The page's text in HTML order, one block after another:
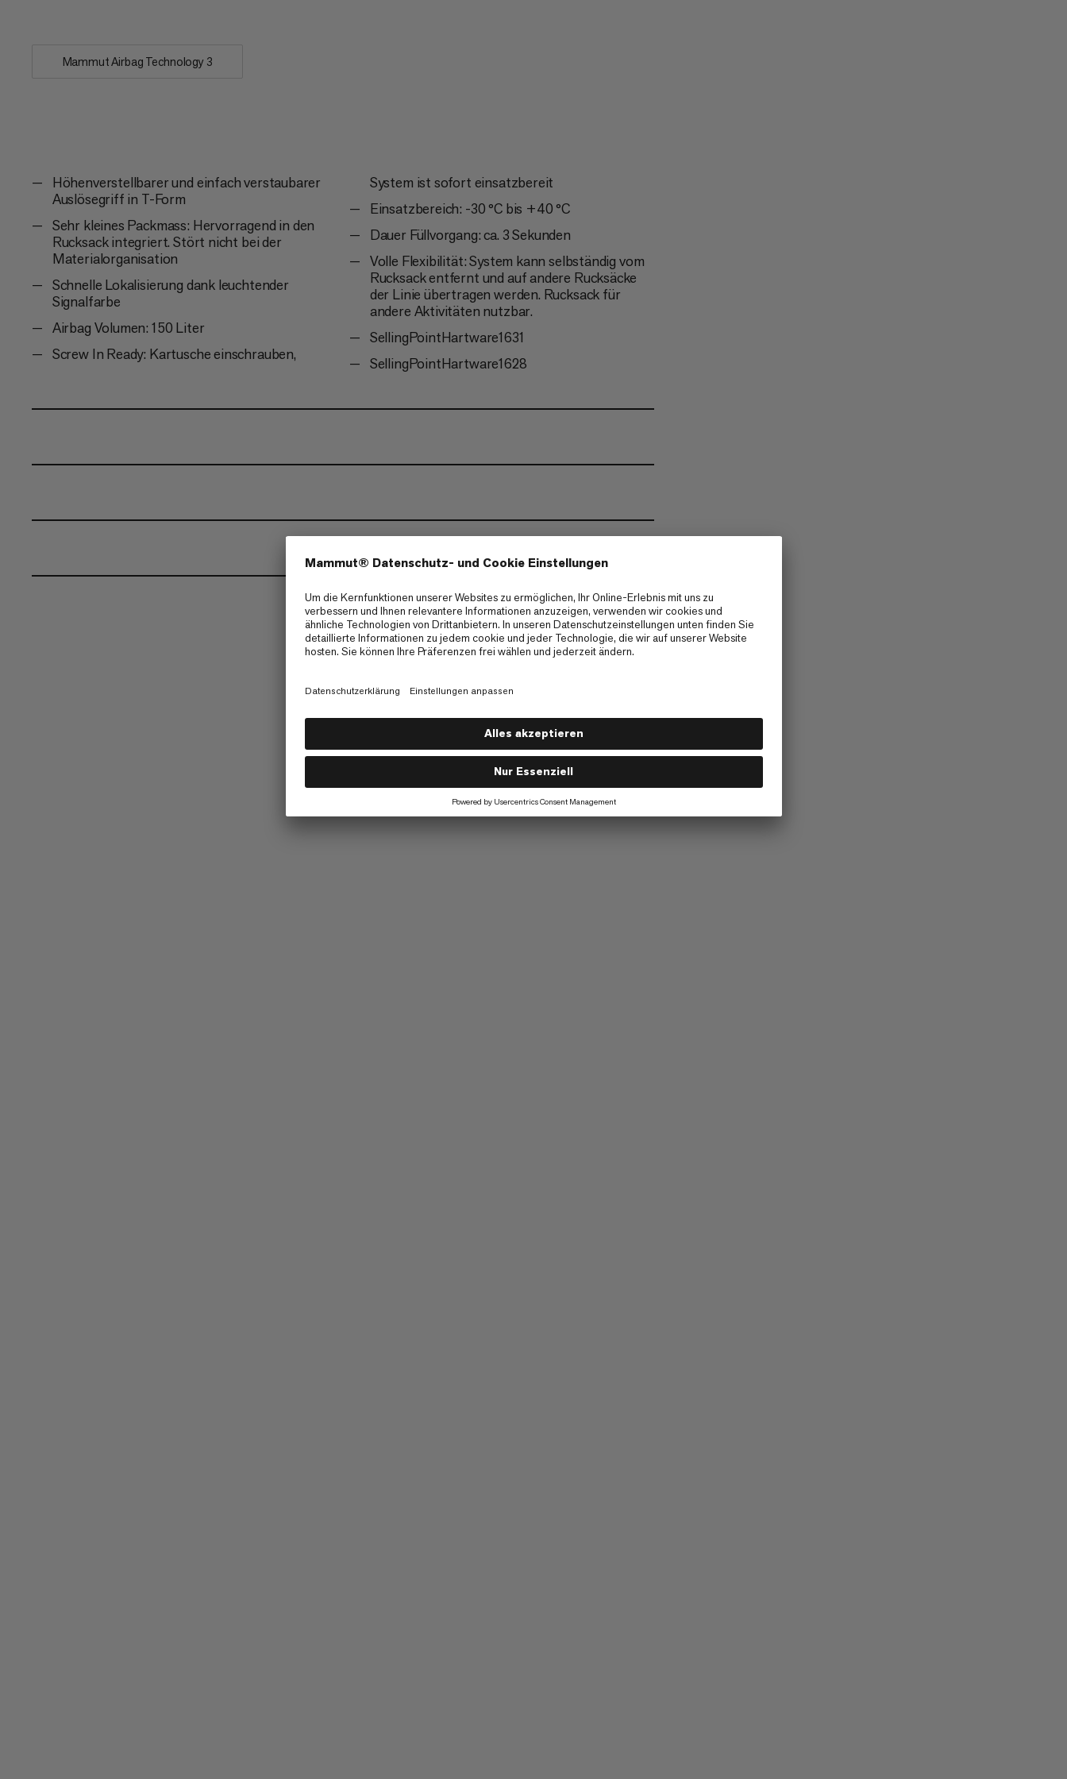
Mammut Airbag Technology 3
Höhenverstellbarer und einfach verstaubarer
Auslösegriff in T-Form
Sehr kleines Packmass: Hervorragend in den
Rucksack integriert. Stört nicht bei der
Materialorganisation
Schnelle Lokalisierung dank leuchtender
Signalfarbe
Airbag Volumen: 150 Liter
Screw In Ready: Kartusche einschrauben,
System ist sofort einsatzbereit
Einsatzbereich: -30 °C bis +40 °C
Dauer Füllvorgang: ca. 3 Sekunden
Volle Flexibilität: System kann selbständig vom
Rucksack entfernt und auf andere Rucksäcke
der Linie übertragen werden. Rucksack für
andere Aktivitäten nutzbar.
SellingPointHartware1631
SellingPointHartware1628